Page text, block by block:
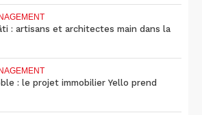
: artisans et architectes main dans la
: le projet immobilier Yello prend